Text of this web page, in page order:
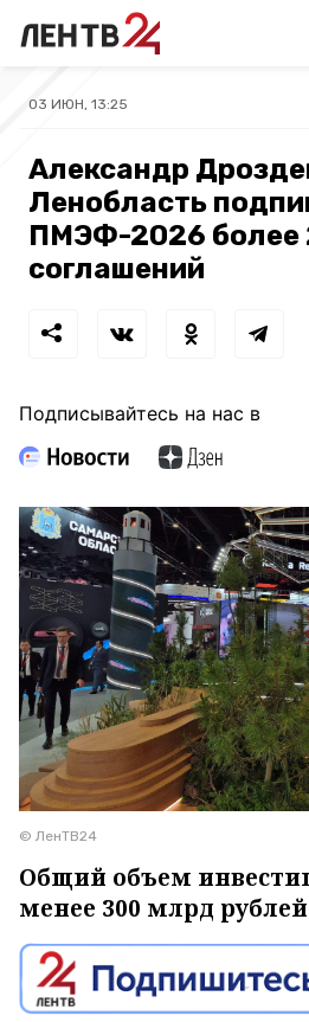
03 ИЮН, 13:25
Александр
Ленобласть
ПМЭФ-2026 более
соглашений
Подписывайтесь на нас в
© ЛенТВ24
Общий объем
менее 300 млрд